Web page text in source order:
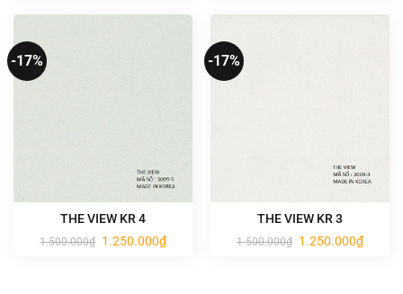
1.500.000₫. là:
1.500.000₫. là:
-17%
THE VIEW KR 4
1.500.000₫ Giá
1.250.000₫Giá
hiện
-17%
THE VIEW KR 3
1.500.000₫ Giá
1.250.000₫Giá
hiện